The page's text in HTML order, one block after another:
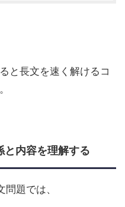
と長文を速く解けるコ
と内容を理解する
題では、